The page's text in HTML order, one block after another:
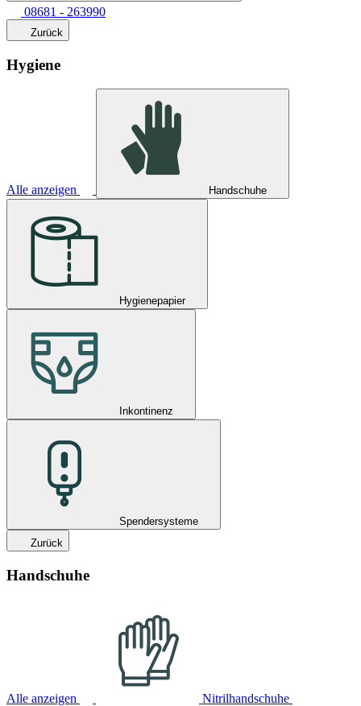
08681 - 263990
Zurück
Hygiene
Alle anzeigen Handschuhe
Hygienepapier
Inkontinenz
Spendersysteme
Zurück
Handschuhe
Alle anzeigen Nitrilhandschuhe